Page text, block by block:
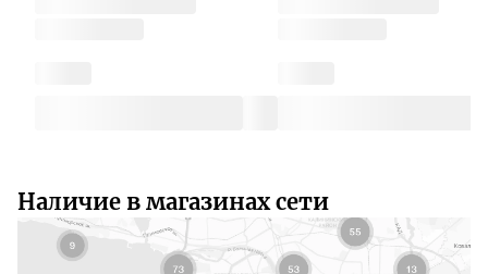
Наличие в магазинах сети